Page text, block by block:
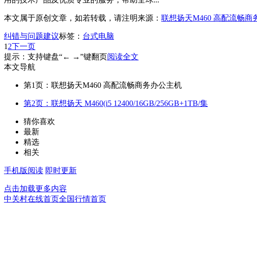
本文属于原创文章，如若转载，请注明来源： 联想扬天M460 高配流畅商
纠错与问题建议标签： 台式电脑
1 2下一页
提示：支持键盘“← →”键翻页阅读全文
本文导航
第1页：联想扬天M460 高配流畅商务办公主机
第2页：联想扬天 M460(i5 12400/16GB/256GB+1TB/集
猜你喜欢
最新
精选
相关
手机版阅读 即时更新
点击加载更多内容
中关村在线首页全国行情首页